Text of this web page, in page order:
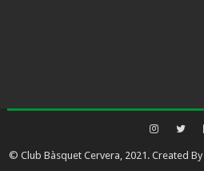
© Club Bàsquet Cervera, 2021. Created By